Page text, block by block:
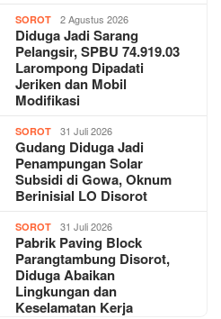
SOROT 2 Agustus 2026
Diduga Jadi Sarang
Pelangsir, SPBU 74.919.03
Larompong Dipadati
Jeriken dan Mobil
Modifikasi
SOROT 31 Juli 2026
Gudang Diduga Jadi
Penampungan Solar
Subsidi di Gowa, Oknum
Berinisial LO Disorot
SOROT 31 Juli 2026
Pabrik Paving Block
Parangtambung Disorot,
Diduga Abaikan
Lingkungan dan
Keselamatan Kerja